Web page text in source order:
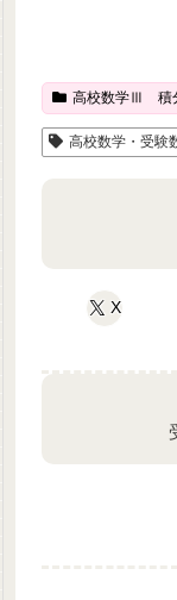
高校数学Ⅲ 積
高校数学・受験
X